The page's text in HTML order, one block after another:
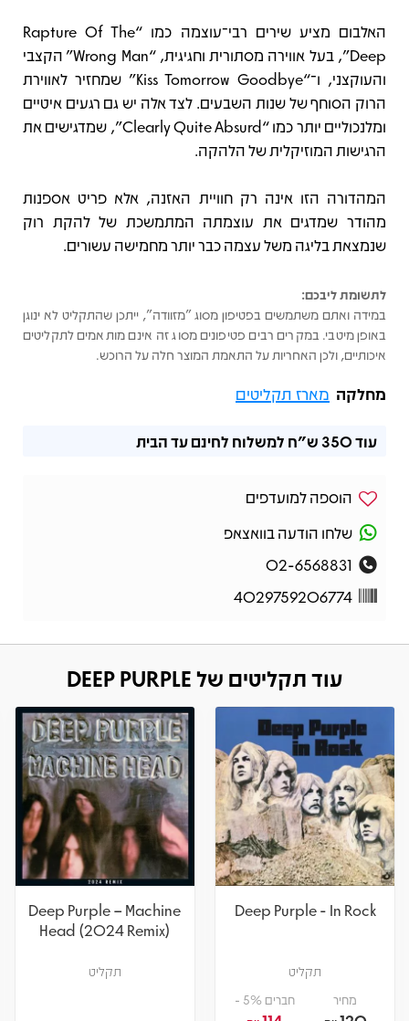
האלבום מציע שירים רבי־עוצמה כמו “Rapture Of The
Deep”, בעל אווירה מסתורית וחגיגית, “Wrong Man” הקצבי
והעוקצני, ו־“Kiss Tomorrow Goodbye” שמחזיר לאווירת
הרוק הסוחף של שנות השבעים. לצד אלה יש גם רגעים איטיים
ומלנכוליים יותר כמו “Clearly Quite Absurd”, שמדגישים את
הרגישות המוזיקלית של הלהקה.
המהדורה הזו אינה רק חוויית האזנה, אלא פריט אספנות
מהודר שמדגים את עוצמתה המתמשכת של להקת רוק
שנמצאת בליגה משל עצמה כבר יותר מחמישה עשורים.
לתשומת ליבכם:
במידה ואתם משתמשים בפטיפון מסוג "מזוודה", ייתכן שהתקליט לא ינוגן
באופן מיטבי. במקרים רבים פטיפונים מסוג זה אינם מותאמים לתקליטים
איכותיים, ולכן האחריות על התאמת המוצר חלה על הרוכש.
מחלקה מארז תקליטים
עוד350 ש"ח למשלוח לחינם עד הבית
הוספה למועדפים
שלחו הודעה בוואצאפ
02-6568831
4029759206774
עוד תקליטים של DEEP PURPLE
Deep Purple - In Rock
תקליט
מחיר חברים 5% -
Deep Purple – Machine
Head (2024 Remix)
תקליט